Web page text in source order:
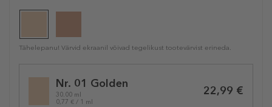
Tähelepanu! Värvid ekraanil võivad tegelikust tootevärvist erineda.
variationNr. 01 Golden
30.00 ml
0,77 € / 1 ml
22,99 €